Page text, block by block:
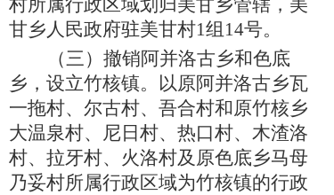
村所属行政区域划归美甘乡管辖，美
甘乡人民政府驻美甘村1组14号。
（三） 撤销阿并洛古乡和色底
乡，设立竹核镇。以原阿并洛古乡瓦
一拖村、尔古村、吾合村和原竹核乡
大温泉村、尼日村、热口村、木渣洛
村、拉牙村、火洛村及原色底乡马母
乃妥村所属行政区域为竹核镇的行政